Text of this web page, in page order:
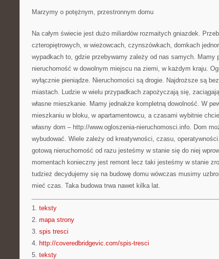
Marzymy o potężnym, przestronnym domu
Na całym świecie jest dużo miliardów rozmaitych gniazdek.
czteropiętrowych, w wieżowcach, czynszówkach, domkach
wypadkach to, gdzie przebywamy zależy od nas samych. Mamy
nieruchomość w dowolnym miejscu na ziemi, w każdym kraju.
wyłącznie pieniądze. Nieruchomości są drogie. Najdroższe są
miastach. Ludzie w wielu przypadkach zapożyczają się,
własne mieszkanie. Mamy jednakże kompletną dowolność. W
mieszkaniu w bloku, w apartamentowcu, a czasami wybitnie
własny dom – http://www.ogloszenia-nieruchomosci.info. Dom
wybudować. Wiele zależy od kreatywności, czasu,
gotową nieruchomość od razu jesteśmy w stanie się do niej
momentach konieczny jest remont lecz taki jesteśmy w stanie
tudzież decydujemy się na budowę domu wówczas musimy
mieć czas. Taka budowa trwa nawet kilka lat.
1. teksty
2. mapa strony
3. spis tresci
4. http://coveredbridgevic.com/spis-tresci
5. teksty